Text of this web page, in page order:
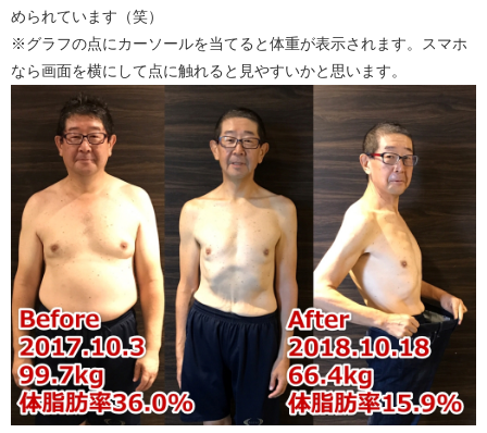
められています（笑）
※グラフの点にカーソールを当てると体重が表示されます。スマホ
なら画面を横にして点に触れると見やすいかと思います。